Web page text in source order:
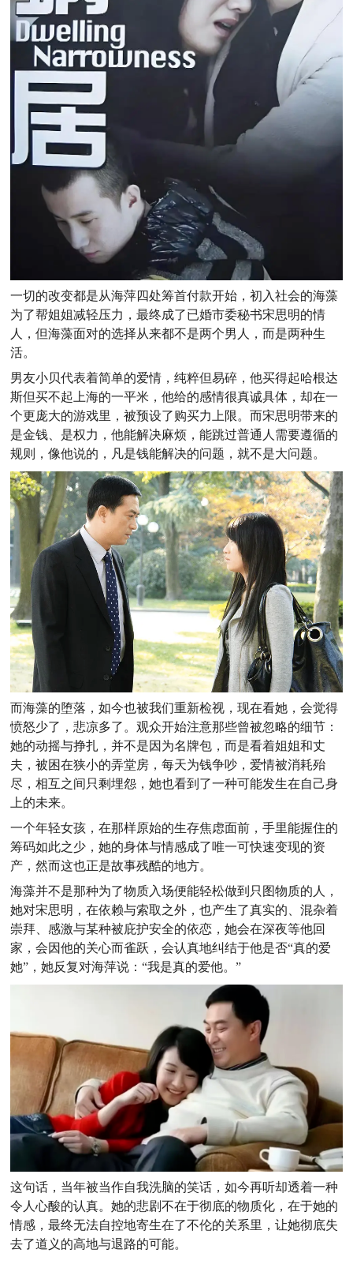
一切的改变都是从海萍四处筹首付款开始，初入社会的海藻
为了帮姐姐减轻压力，最终成了已婚市委秘书宋思明的情
人，但海藻面对的选择从来都不是两个男人，而是两种生
活。
男友小贝代表着简单的爱情，纯粹但易碎，他买得起哈根达
斯但买不起上海的一平米，他给的感情很真诚具体，却在一
个更庞大的游戏里，被预设了购买力上限。而宋思明带来的
是金钱、是权力，他能解决麻烦，能跳过普通人需要遵循的
规则，像他说的，凡是钱能解决的问题，就不是大问题。
而海藻的堕落，如今也被我们重新检视，现在看她，会觉得
愤怒少了，悲凉多了。观众开始注意那些曾被忽略的细节：
她的动摇与挣扎，并不是因为名牌包，而是看着姐姐和丈
夫，被困在狭小的弄堂房，每天为钱争吵，爱情被消耗殆
尽，相互之间只剩埋怨，她也看到了一种可能发生在自己身
上的未来。
一个年轻女孩，在那样原始的生存焦虑面前，手里能握住的
筹码如此之少，她的身体与情感成了唯一可快速变现的资
产，然而这也正是故事残酷的地方。
海藻并不是那种为了物质入场便能轻松做到只图物质的人，
她对宋思明，在依赖与索取之外，也产生了真实的、混杂着
崇拜、感激与某种被庇护安全的依恋，她会在深夜等他回
家，会因他的关心而雀跃，会认真地纠结于他是否“真的爱
她”，她反复对海萍说：“我是真的爱他。”
这句话，当年被当作自我洗脑的笑话，如今再听却透着一种
令人心酸的认真。她的悲剧不在于彻底的物质化，在于她的
情感，最终无法自控地寄生在了不伦的关系里，让她彻底失
去了道义的高地与退路的可能。